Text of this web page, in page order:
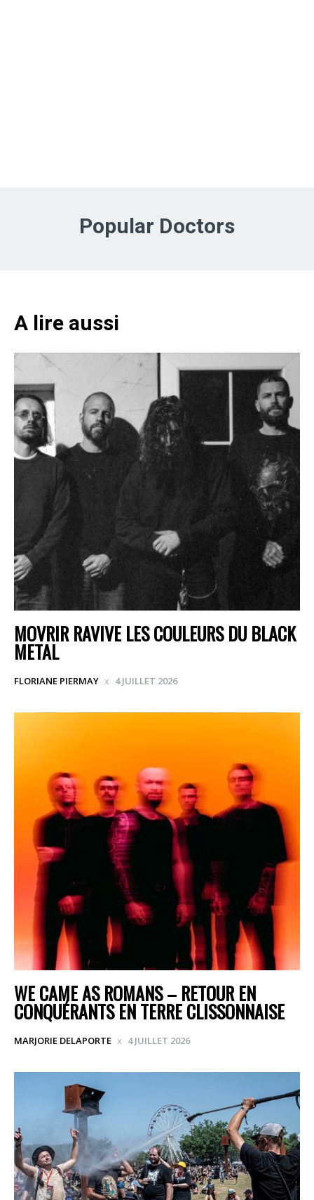
Popular Doctors
A lire aussi
MOVRIR RAVIVE LES COULEURS DU BLACK
METAL
FLORIANE PIERMAY 4 JUILLET 2026
WE CAME AS ROMANS – RETOUR EN
CONQUÉRANTS EN TERRE CLISSONNAISE
MARJORIE DELAPORTE 4 JUILLET 2026